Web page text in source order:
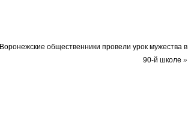
Воронежские общественники провели урок мужества в
90-й школе »